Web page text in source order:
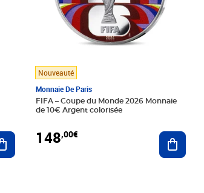
Ajouter au panier
Nouveauté
Monnaie De Paris
FIFA – Coupe du Monde 2026 Monnaie
de 10€ Argent colorisée
148,00€